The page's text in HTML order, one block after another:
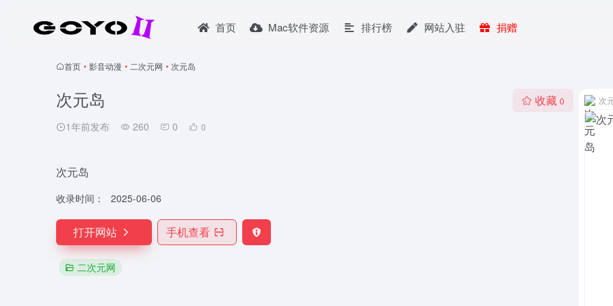
首页 Mac软件资源 排行榜 网站入驻 捐赠
首页 • 影音动漫 • 二次元网 • 次元岛
次元岛
1年前发布 260 0 0
收藏 0
次元岛
收录时间： 2025-06-06
打开网站 手机查看
二次元网
次